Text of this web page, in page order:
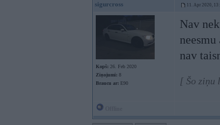
sigurcross 11. Apr 2020,
Kopš: 26. Feb 2020
Ziņojumi: 8
Braucu ar: E90
Nav
nav
[ Šo ziņu